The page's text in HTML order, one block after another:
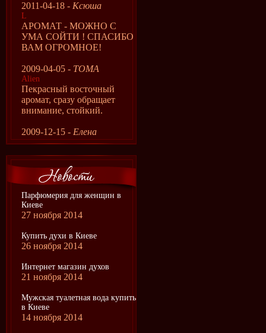
2011-04-18 - Ксюша
L
АРОМАТ - МОЖНО С
УМА СОЙТИ ! СПАСИБО
ВАМ ОГРОМНОЕ!
2009-04-05 - ТОМА
Alien
Пекрасный восточный
аромат, сразу обращает
внимание, стойкий.
2009-12-15 - Елена
Парфюмерия для женщин в
Киеве
27 ноября 2014
Купить духи в Киеве
26 ноября 2014
Интернет магазин духов
21 ноября 2014
Мужская туалетная вода купить
в Киеве
14 ноября 2014